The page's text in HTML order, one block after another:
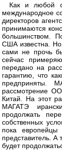
Как и любой
международное
директоров
принимаются
большинством.
США известна. Но
сами не прочь
сейчас
передано на
гарантию, что
предприняты.
рассмотрение
Китай. На этот
МАГАТЭ
продолжать
собственных
пока
представитель.
будет